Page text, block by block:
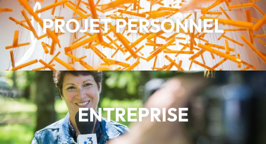
PROJET PERSONNEL
ENTREPRISE